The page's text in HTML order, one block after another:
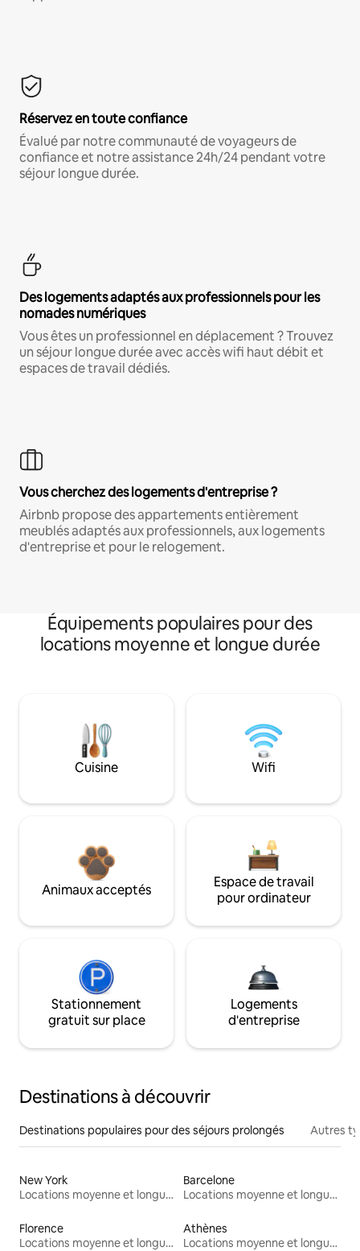
Réservez en toute confiance
Évalué par notre communauté de voyageurs de
confiance et notre assistance 24h/24 pendant votre
séjour longue durée.
Des logements adaptés aux professionnels pour les
nomades numériques
Vous êtes un professionnel en déplacement ? Trouvez
un séjour longue durée avec accès wifi haut débit et
espaces de travail dédiés.
Vous cherchez des logements d'entreprise ?
Airbnb propose des appartements entièrement
meublés adaptés aux professionnels, aux logements
d'entreprise et pour le relogement.
Équipements populaires pour des
locations moyenne et longue durée
Cuisine Wifi
Animaux acceptés
Espace de travail
pour ordinateur
Stationnement
gratuit sur place
Logements
d'entreprise
Destinations à découvrir
Destinations populaires pour des séjours prolongés Autres
New York
Locations moyenne et longue durée
Barcelone
Locations moyenne et longue durée
Florence
Locations moyenne et longue durée
Athènes
Locations moyenne et longue durée